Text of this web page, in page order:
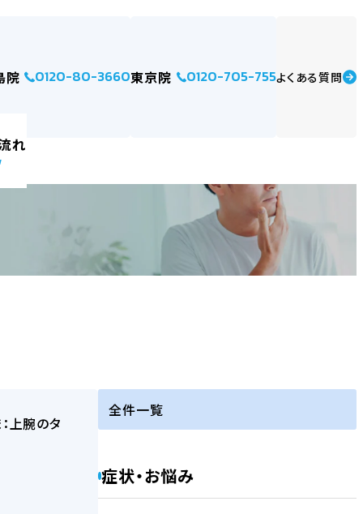
院 0120-80-3660東京院 0120-705-755よくある質問
れ
全件一覧
症状・お悩み